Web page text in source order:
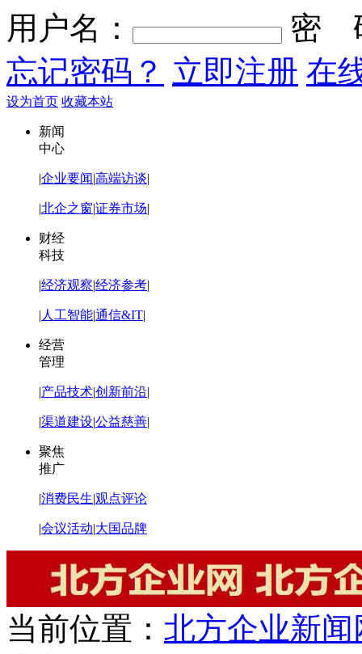
用户名：
密
忘记密码？ 立即注册 在
设为首页 收藏本站
新闻
中心
|企业要闻|高端访谈|
|北企之窗|证券市场|
财经
科技
|经济观察|经济参考|
| 人工智能|通信&IT|
经营
管理
|产品技术|创新前沿|
|渠道建设|公益慈善|
聚焦
推广
|消费民生|观点评论
|会议活动|大国品牌
当前位置： 北方企业新闻